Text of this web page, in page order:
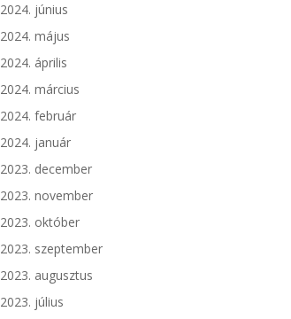
2024. június
2024. május
2024. április
2024. március
2024. február
2024. január
2023. december
2023. november
2023. október
2023. szeptember
2023. augusztus
2023. július